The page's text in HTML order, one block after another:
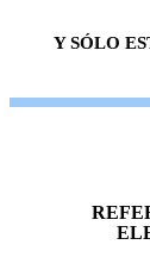
Y SÓLO